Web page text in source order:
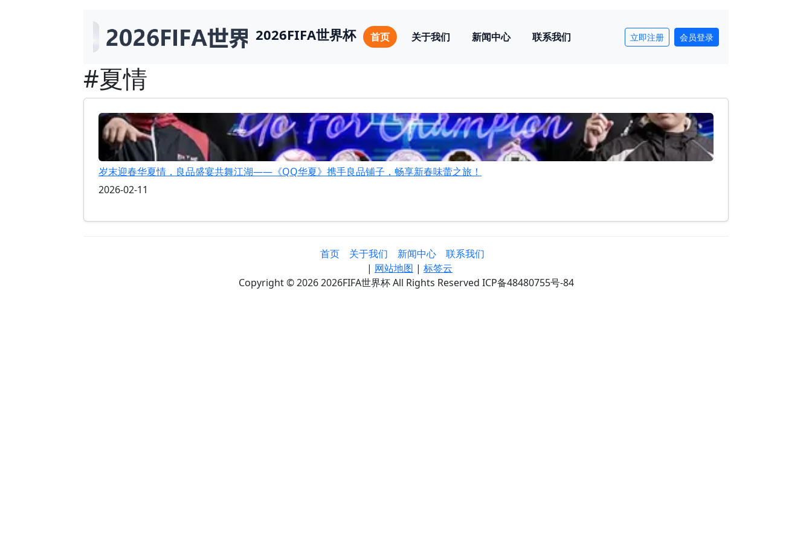
2026FIFA世界杯 首页 关于我们 新闻中心 联系我们 立即注册 会员登录
#夏情
岁末迎春华夏情，良品盛宴共舞江湖——《QQ华夏》携手良品铺子，畅享新春味蕾之旅！
2026-02-11
首页 关于我们 新闻中心
联系我们
| 网站地图 | 标签云
Copyright © 2026 2026FIFA世界杯 All Rights Reserved ICP备48480755号-84